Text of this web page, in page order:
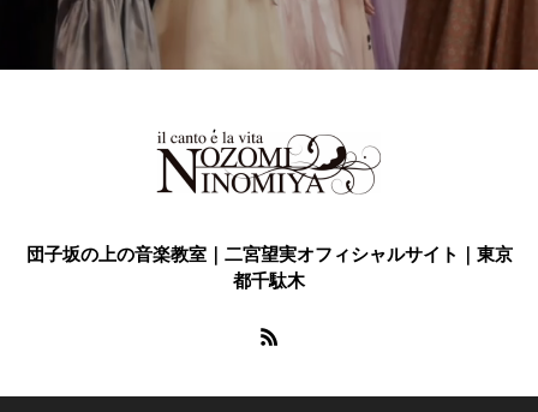
団子坂の上の音楽教室｜二宮望実オフィシャルサイト｜東京
都千駄木